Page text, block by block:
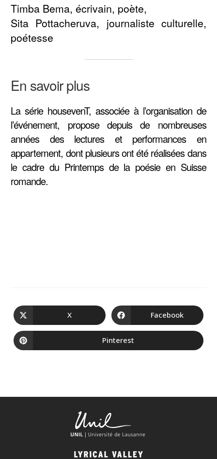
Timba Bema, écrivain, poète,
Sita Pottacheruva, journaliste culturelle,
poétesse
En savoir plus
La série housevenT, associée à l’organisation de
l’événement, propose depuis de nombreuses
années des lectures et performances en
appartement, dont plusieurs ont été réalisées dans
le cadre du Printemps de la poésie en Suisse
romande.
X Facebook
Pinterest